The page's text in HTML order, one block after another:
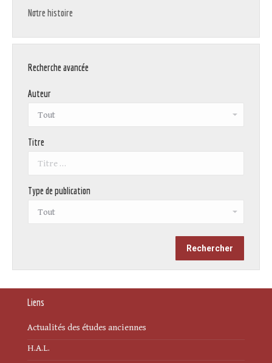
Notre histoire
Recherche avancée
Auteur
Titre
Type de publication
Liens
Actualités des études anciennes
H.A.L.